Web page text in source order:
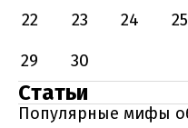
22
23 24 25
29
30
Статьи
Популярные мифы